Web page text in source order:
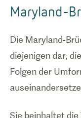
Maryland-
Die Maryland-
diejenigen dar,
Folgen der
Sie beinhaltet